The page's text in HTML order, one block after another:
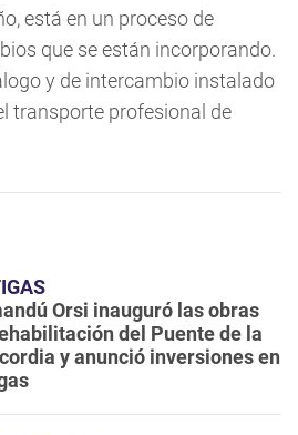
está en un proceso de
que se están incorporando.
y de intercambio instalado
transporte profesional de
Orsi inauguró las obras
del Puente de la
y anunció inversiones en